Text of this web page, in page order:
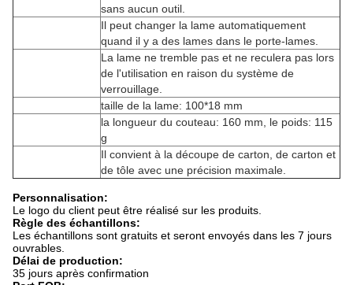
sans aucun outil.
Il peut changer la lame automatiquement
quand il y a des lames dans le porte-lames.
La lame ne tremble pas et ne reculera pas lors
de l'utilisation en raison du système de
verrouillage.
taille de la lame: 100*18 mm
la longueur du couteau: 160 mm, le poids: 115
g
Il convient à la découpe de carton, de carton et
de tôle avec une précision maximale.
Personnalisation:
Le logo du client peut être réalisé sur les produits.
Règle des échantillons:
Les échantillons sont gratuits et seront envoyés dans les 7 jours
ouvrables.
Délai de production:
35 jours après confirmation